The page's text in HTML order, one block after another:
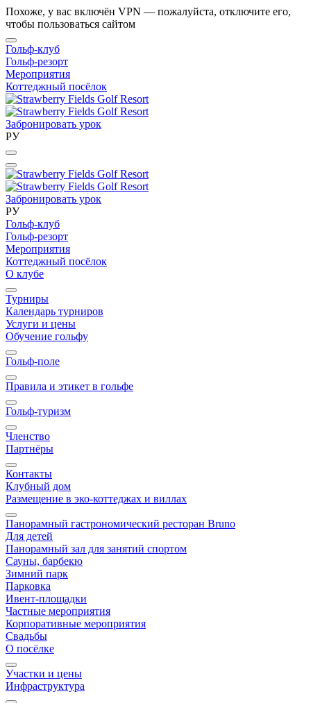
Похоже, у вас включён VPN — пожалуйста, отключите его,
чтобы пользоваться сайтом
Гольф-клуб
Гольф-резорт
Мероприятия
Коттеджный посёлок
Забронировать урок
РУ
Забронировать урок
РУ
Гольф-клуб
Гольф-резорт
Мероприятия
Коттеджный посёлок
О клубе
Турниры
Календарь турниров
Услуги и цены
Обучение гольфу
Гольф-поле
Правила и этикет в гольфе
Гольф-туризм
Членство
Партнёры
Контакты
Клубный дом
Размещение в эко-коттеджах и виллах
Панорамный гастрономический ресторан Bruno
Для детей
Панорамный зал для занятий спортом
Сауны, барбекю
Зимний парк
Парковка
Ивент-площадки
Частные мероприятия
Корпоративные мероприятия
Свадьбы
О посёлке
Участки и цены
Инфраструктура